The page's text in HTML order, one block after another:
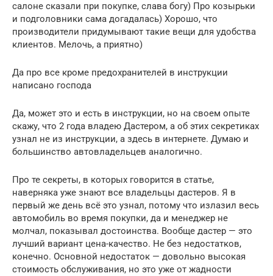
салоне сказали при покупке, слава богу) Про козырьки
и подголовники сама догадалась) Хорошо, что
производители придумывают такие вещи для удобства
клиентов. Мелочь, а приятно)
Да про все кроме предохранителей в инструкции
написано господа
Да, может это и есть в инструкции, но на своем опыте
скажу, что 2 года владею Дастером, а об этих секретиках
узнал не из инструкции, а здесь в интернете. Думаю и
большинство автовладельцев аналогично.
Про те секреты, в которых говорится в статье,
наверняка уже знают все владельцы дастеров. Я в
первый же день всё это узнал, потому что излазил весь
автомобиль во время покупки, да и менеджер не
молчал, показывал достоинства. Вообще дастер — это
лучший вариант цена-качество. Не без недостатков,
конечно. Основной недостаток — довольно высокая
стоимость обслуживания, но это уже от жадности